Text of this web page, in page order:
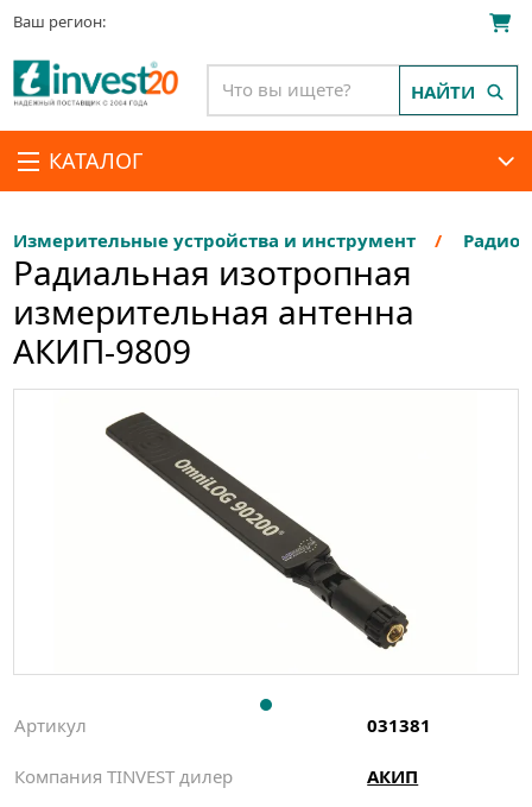
Ваш регион:
КАТАЛОГ
НАЙТИ
Измерительные устройства и инструмент
Радиальная изотропная
измерительная антенна
АКИП-9809
Артикул 031381
Компания TINVEST дилер АКИП